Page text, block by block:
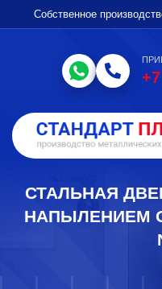
Собственное
СТАЛЬНАЯ
НАПЫЛЕНИЕМ